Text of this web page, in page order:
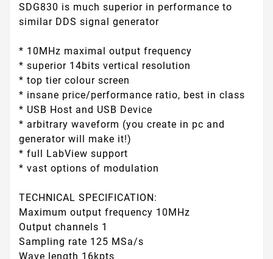
SDG830 is much superior in performance to
similar DDS signal generator
* 10MHz maximal output frequency
* superior 14bits vertical resolution
* top tier colour screen
* insane price/performance ratio, best in class
* USB Host and USB Device
* arbitrary waveform (you create in pc and
generator will make it!)
* full LabView support
* vast options of modulation
TECHNICAL SPECIFICATION:
Maximum output frequency 10MHz
Output channels 1
Sampling rate 125 MSa/s
Wave length 16kpts